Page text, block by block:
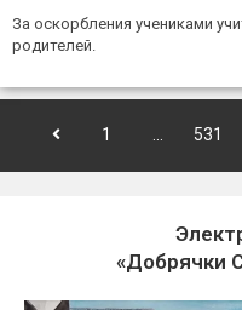
За оскорбления учениками
родителей.
1 531
«Добрячки